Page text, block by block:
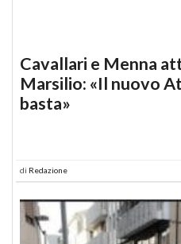
Cavallari e Menna
Marsilio: «Il nuovo
basta»
di Redazione